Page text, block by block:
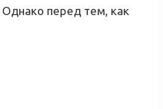
перед тем, как